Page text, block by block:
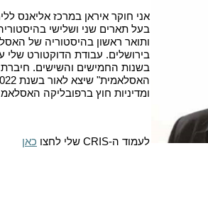
אני חוקר איראן במרכז אליאנס
בעל תארים שני ושלישי
ותואר ראשון בהיסטוריה של
בירושלים. עבודת הדוקטורט שלי
בשנות החמישים והשישים.
ומדיניות חוץ ברפובליקה
לעמוד ה-CRIS שלי לחצו כאן